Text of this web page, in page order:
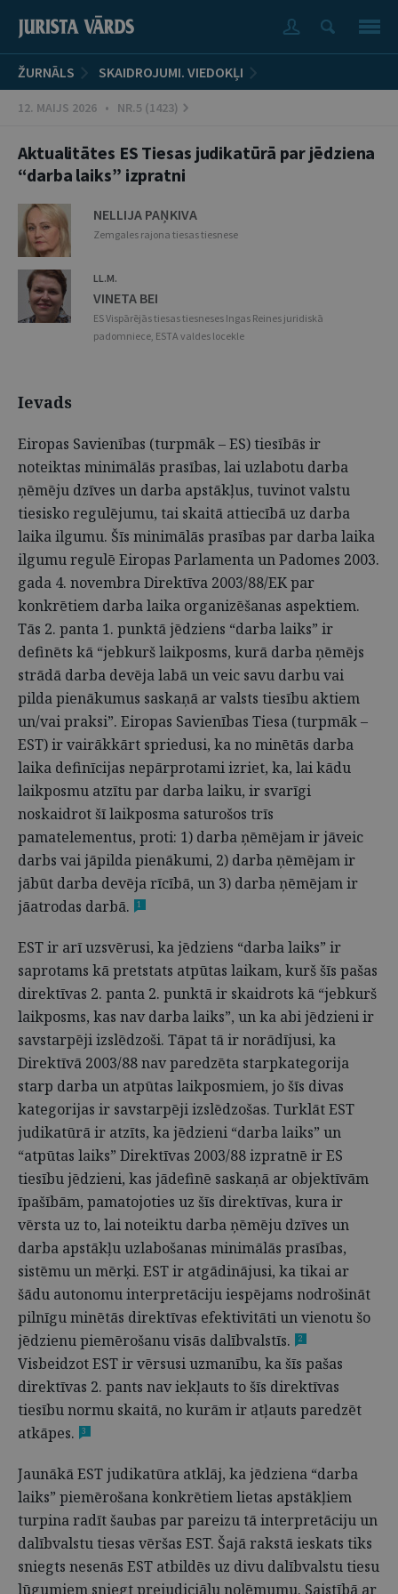
ŽURNĀLS SKAIDROJUMI. VIEDOKĻI
12. MAIJS 2026 • NR.5 (1423)
Aktualitātes ES Tiesas judikatūrā par jēdziena
“darba laiks” izpratni
NELLIJA PAŅKIVA
Zemgales rajona tiesas tiesnese
LL.M.
VINETA BEI
ES Vispārējās tiesas tiesneses Ingas Reines juridiskā
padomniece, ESTA valdes locekle
Ievads
Eiropas Savienības (turpmāk – ES) tiesībās ir
noteiktas minimālās prasības, lai uzlabotu darba
ņēmēju dzīves un darba apstākļus, tuvinot valstu
tiesisko regulējumu, tai skaitā attiecībā uz darba
laika ilgumu. Šīs minimālās prasības par darba laika
ilgumu regulē Eiropas Parlamenta un Padomes 2003.
gada 4. novembra Direktīva 2003/88/EK par
konkrētiem darba laika organizēšanas aspektiem.
Tās 2. panta 1. punktā jēdziens “darba laiks” ir
definēts kā “jebkurš laikposms, kurā darba ņēmējs
strādā darba devēja labā un veic savu darbu vai
pilda pienākumus saskaņā ar valsts tiesību aktiem
un/vai praksi”. Eiropas Savienības Tiesa (turpmāk –
EST) ir vairākkārt spriedusi, ka no minētās darba
laika definīcijas nepārprotami izriet, ka, lai kādu
laikposmu atzītu par darba laiku, ir svarīgi
noskaidrot šī laikposma saturošos trīs
pamatelementus, proti: 1) darba ņēmējam ir jāveic
darbs vai jāpilda pienākumi, 2) darba ņēmējam ir
jābūt darba devēja rīcībā, un 3) darba ņēmējam ir
jāatrodas darbā.
1
EST ir arī uzsvērusi, ka jēdziens “darba laiks” ir
saprotams kā pretstats atpūtas laikam, kurš šīs pašas
direktīvas 2. panta 2. punktā ir skaidrots kā “jebkurš
laikposms, kas nav darba laiks”, un ka abi jēdzieni ir
savstarpēji izslēdzoši. Tāpat tā ir norādījusi, ka
Direktīvā 2003/88 nav paredzēta starpkategorija
starp darba un atpūtas laikposmiem, jo šīs divas
kategorijas ir savstarpēji izslēdzošas. Turklāt EST
judikatūrā ir atzīts, ka jēdzieni “darba laiks” un
“atpūtas laiks” Direktīvas 2003/88 izpratnē ir ES
tiesību jēdzieni, kas jādefinē saskaņā ar objektīvām
īpašībām, pamatojoties uz šīs direktīvas, kura ir
vērsta uz to, lai noteiktu darba ņēmēju dzīves un
darba apstākļu uzlabošanas minimālās prasības,
sistēmu un mērķi. EST ir atgādinājusi, ka tikai ar
šādu autonomu interpretāciju iespējams nodrošināt
pilnīgu minētās direktīvas efektivitāti un vienotu šo
jēdzienu piemērošanu visās dalībvalstīs.
2
Visbeidzot EST ir vērsusi uzmanību, ka šīs pašas
direktīvas 2. pants nav iekļauts to šīs direktīvas
tiesību normu skaitā, no kurām ir atļauts paredzēt
atkāpes.
3
Jaunākā EST judikatūra atklāj, ka jēdziena “darba
laiks” piemērošana konkrētiem lietas apstākļiem
turpina radīt šaubas par pareizu tā interpretāciju un
dalībvalstu tiesas vēršas EST. Šajā rakstā ieskats tiks
sniegts nesenās EST atbildēs uz divu dalībvalstu tiesu
lūgumiem sniegt prejudiciālu nolēmumu. Saistībā ar